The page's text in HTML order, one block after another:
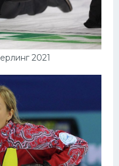
2021